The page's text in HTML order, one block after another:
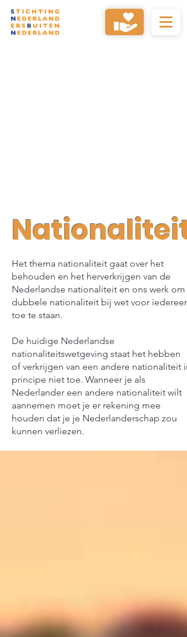
Nationaliteit
Het thema nationaliteit gaat over het
behouden en het herverkrijgen van de
Nederlandse nationaliteit en ons werk om
dubbele nationaliteit bij wet voor iedereen
toe te staan.
De huidige Nederlandse
nationaliteitswetgeving staat het hebben
of verkrijgen van een andere nationaliteit in
principe niet toe. Wanneer je als
Nederlander een andere nationaliteit wilt
aannemen moet je er rekening mee
houden dat je je Nederlanderschap zou
kunnen verliezen.